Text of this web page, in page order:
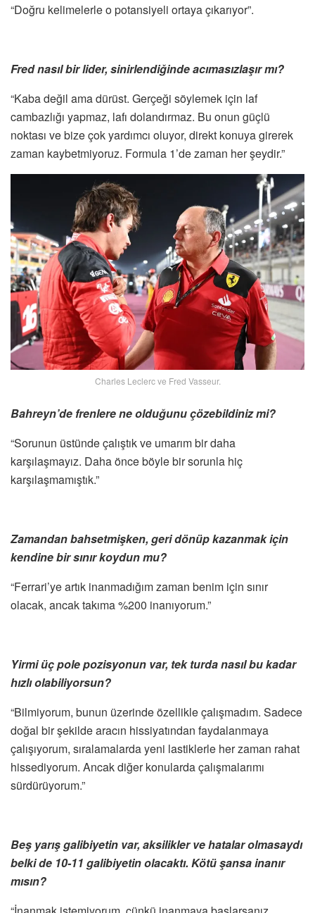
“Doğru kelimelerle o potansiyeli ortaya çıkarıyor”.
Fred nasıl bir lider, sinirlendiğinde acımasızlaşır mı?
“Kaba değil ama dürüst. Gerçeği söylemek için laf
cambazlığı yapmaz, lafı dolandırmaz. Bu onun güçlü
noktası ve bize çok yardımcı oluyor, direkt konuya girerek
zaman kaybetmiyoruz. Formula 1’de zaman her şeydir.”
Charles Leclerc ve Fred Vasseur.
Bahreyn’de frenlere ne olduğunu çözebildiniz mi?
“Sorunun üstünde çalıştık ve umarım bir daha
karşılaşmayız. Daha önce böyle bir sorunla hiç
karşılaşmamıştık.”
Zamandan bahsetmişken, geri dönüp kazanmak için
kendine bir sınır koydun mu?
“Ferrari’ye artık inanmadığım zaman benim için sınır
olacak, ancak takıma %200 inanıyorum.”
Yirmi üç pole pozisyonun var, tek turda nasıl bu kadar
hızlı olabiliyorsun?
“Bilmiyorum, bunun üzerinde özellikle çalışmadım. Sadece
doğal bir şekilde aracın hissiyatından faydalanmaya
çalışıyorum, sıralamalarda yeni lastiklerle her zaman rahat
hissediyorum. Ancak diğer konularda çalışmalarımı
sürdürüyorum.”
Beş yarış galibiyetin var, aksilikler ve hatalar olmasaydı
belki de 10-11 galibiyetin olacaktı. Kötü şansa inanır
mısın?